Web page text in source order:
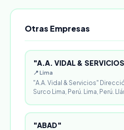
Otras Empresas
"A.A. VIDAL &
📍 Lima
"A.A. Vidal & Servicios"
Surco Lima, Perú. Lima, Perú.
"ABAD"